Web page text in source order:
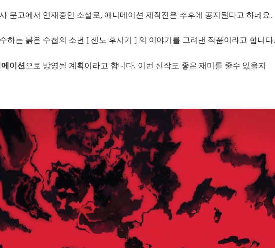
문고에서 연재중인 소설로, 애니메이션 제작진은 추후에 공지된다고 하네요.
하는 붉은 수첩의 소년 [ 센노 후시기 ] 의 이야기를 그려낸 작품이라고 합니다.
이션 으로 방영될 계획이라고 합니다. 이번 신작도 좋은 재미를 줄수 있을지